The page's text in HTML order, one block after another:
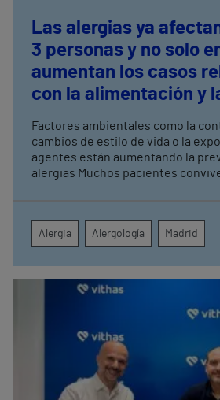
Las alergias ya
3 personas y no solo
aumentan los casos
con la alimentación y
Factores ambientales como la
cambios de estilo de vida o la
agentes están aumentando la
alergias Muchos pacientes conviven durante años
conocer su origen
Alergia Alergología Madrid